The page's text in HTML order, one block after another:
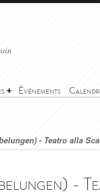
Événements
- Teatro alla